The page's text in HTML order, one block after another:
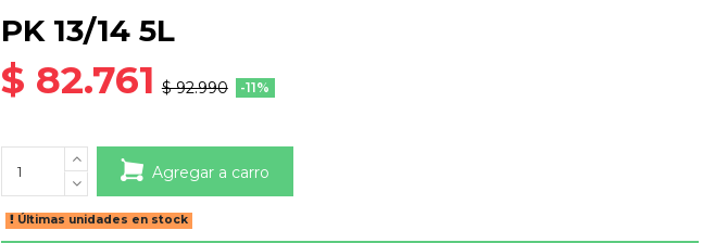
PK 13/14 5L
$ 82.761 $ 92.990 -11%
Agregar a carro
Últimas unidades en stock